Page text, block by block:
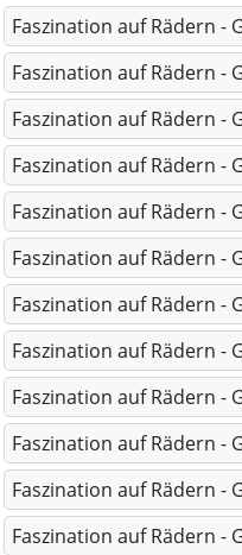
Faszination auf Rädern -
Faszination auf Rädern -
Faszination auf Rädern -
Faszination auf Rädern -
Faszination auf Rädern -
Faszination auf Rädern -
Faszination auf Rädern -
Faszination auf Rädern -
Faszination auf Rädern -
Faszination auf Rädern -
Faszination auf Rädern -
Faszination auf Rädern -